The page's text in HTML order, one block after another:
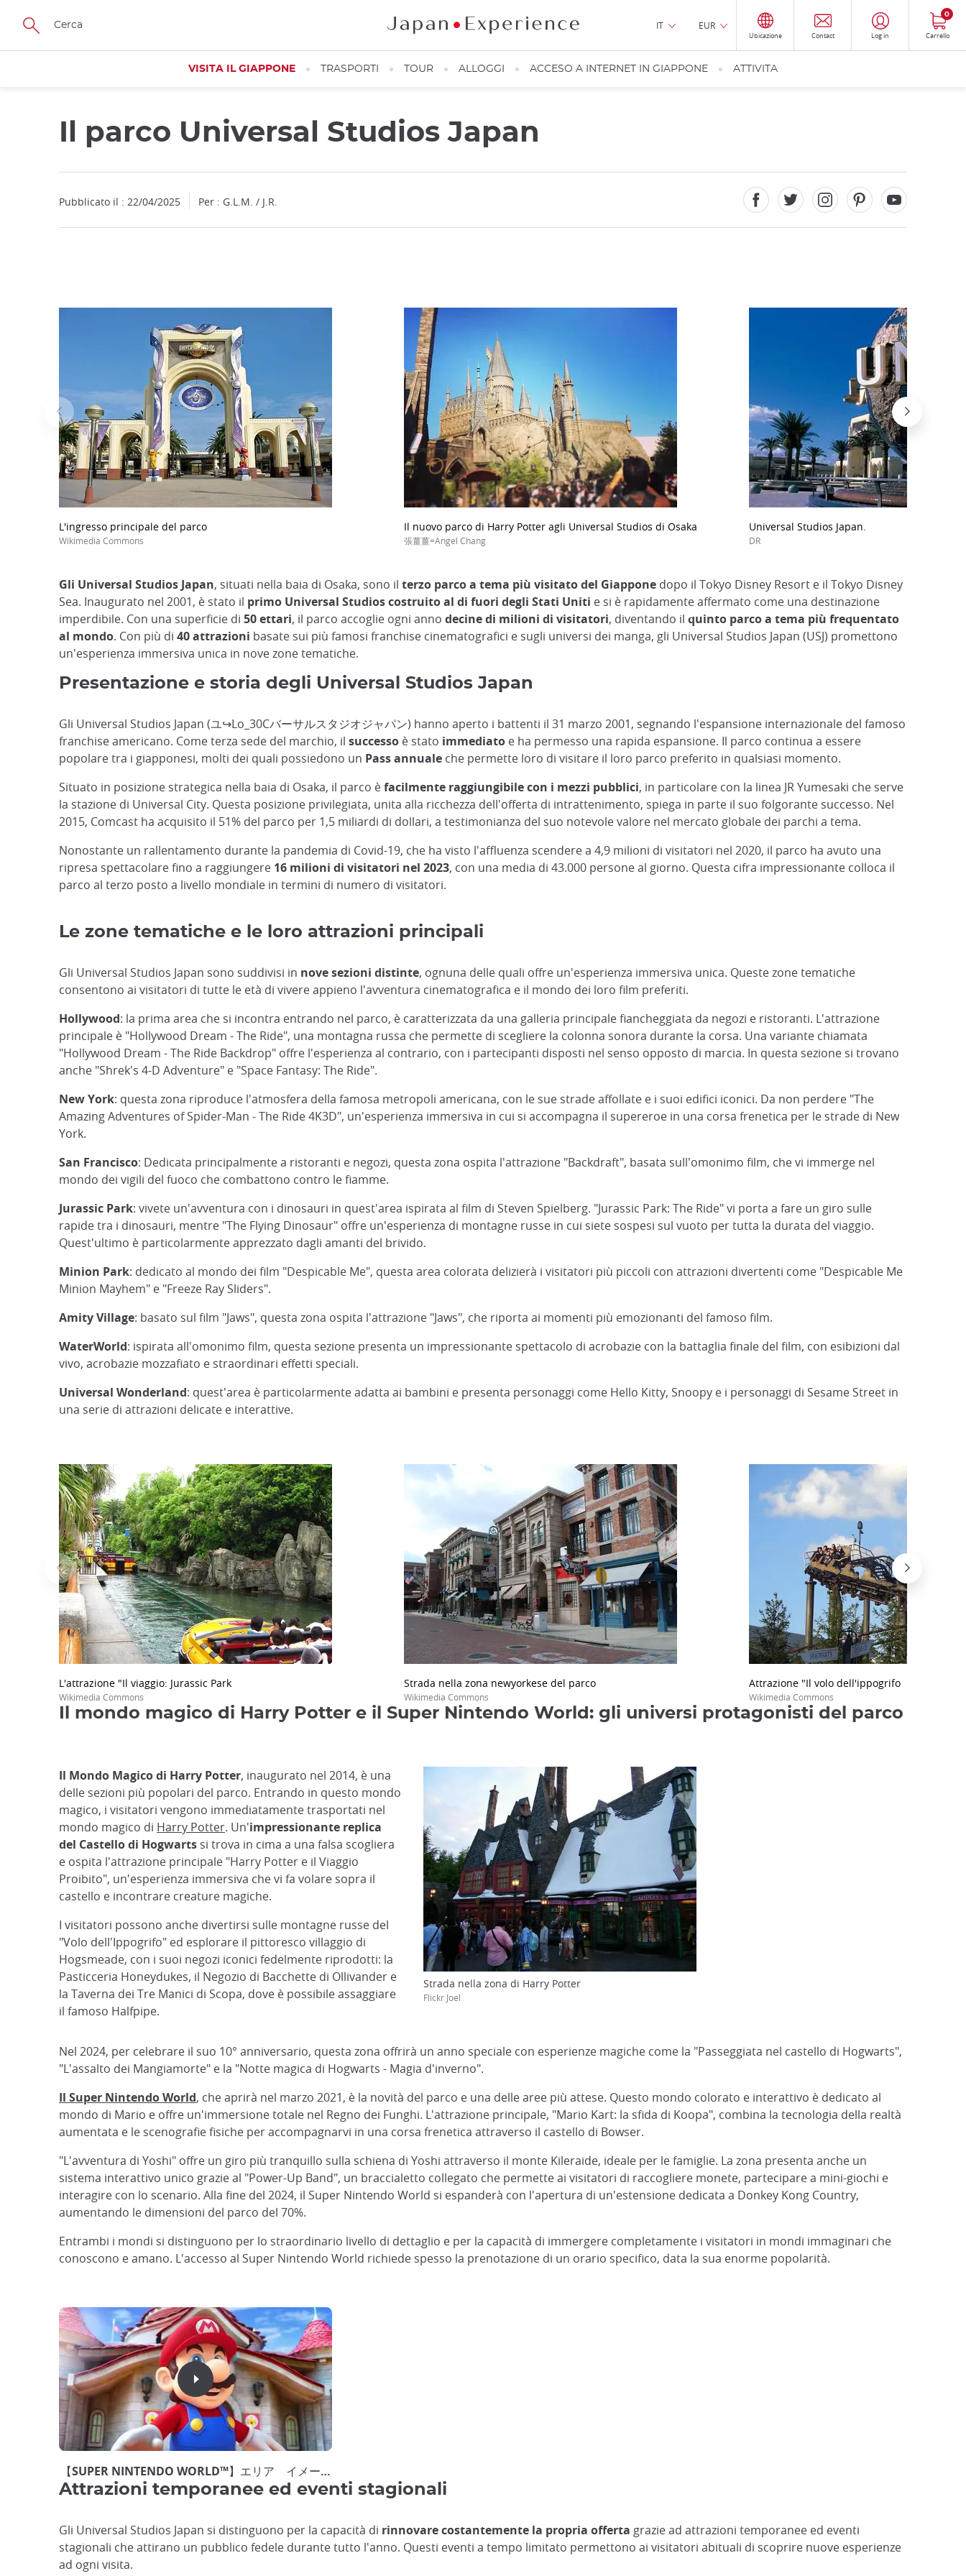
Skip
main
IT EUR
Ubicazione Contact Log in Carrello
0
VISITA IL GIAPPONE TRASPORTI TOUR ALLOGGI ACCESO A INTERNET IN GIAPPONE ATTIVITA
Il parco Universal Studios Japan
Pubblicato il : 22/04/2025 Per : G.L.M. / J.R.
L'ingresso principale del parco
Wikimedia Commons
Il nuovo parco di Harry Potter agli Universal Studios di Osaka
張薑薑=Angel Chang
Universal Studios Japan.
DR
Gli Universal Studios Japan, situati nella baia di Osaka, sono il terzo parco a tema più visitato del Giappone dopo il Tokyo Disney Resort e il Tokyo Disney
Sea. Inaugurato nel 2001, è stato il primo Universal Studios costruito al di fuori degli Stati Uniti e si è rapidamente affermato come una destinazione
imperdibile. Con una superficie di 50 ettari, il parco accoglie ogni anno decine di milioni di visitatori, diventando il quinto parco a tema più frequentato
al mondo. Con più di 40 attrazioni basate sui più famosi franchise cinematografici e sugli universi dei manga, gli Universal Studios Japan (USJ) promettono
un'esperienza immersiva unica in nove zone tematiche.
Presentazione e storia degli Universal Studios Japan
Gli Universal Studios Japan (ユ↪Lo_30Cバーサルスタジオジャパン) hanno aperto i battenti il 31 marzo 2001, segnando l'espansione internazionale del famoso
franchise americano. Come terza sede del marchio, il successo è stato immediato e ha permesso una rapida espansione. Il parco continua a essere
popolare tra i giapponesi, molti dei quali possiedono un Pass annuale che permette loro di visitare il loro parco preferito in qualsiasi momento.
Situato in posizione strategica nella baia di Osaka, il parco èfacilmente raggiungibile con i mezzi pubblici, in particolare con la linea JR Yumesaki che serve
la stazione di Universal City. Questa posizione privilegiata, unita alla ricchezza dell'offerta di intrattenimento, spiega in parte il suo folgorante successo. Nel
2015, Comcast ha acquisito il 51% del parco per 1,5 miliardi di dollari, a testimonianza del suo notevole valore nel mercato globale dei parchi a tema.
Nonostante un rallentamento durante la pandemia di Covid-19, che ha visto l'affluenza scendere a 4,9 milioni di visitatori nel 2020, il parco ha avuto una
ripresa spettacolare fino a raggiungere 16 milioni di visitatori nel 2023, con una media di 43.000 persone al giorno. Questa cifra impressionante colloca il
parco al terzo posto a livello mondiale in termini di numero di visitatori.
Le zone tematiche e le loro attrazioni principali
Gli Universal Studios Japan sono suddivisi in nove sezioni distinte, ognuna delle quali offre un'esperienza immersiva unica. Queste zone tematiche
consentono ai visitatori di tutte le età di vivere appieno l'avventura cinematografica e il mondo dei loro film preferiti.
Hollywood: la prima area che si incontra entrando nel parco, è caratterizzata da una galleria principale fiancheggiata da negozi e ristoranti. L'attrazione
principale è "Hollywood Dream - The Ride", una montagna russa che permette di scegliere la colonna sonora durante la corsa. Una variante chiamata
"Hollywood Dream - The Ride Backdrop" offre l'esperienza al contrario, con i partecipanti disposti nel senso opposto di marcia. In questa sezione si trovano
anche "Shrek's 4-D Adventure" e "Space Fantasy: The Ride".
New York: questa zona riproduce l'atmosfera della famosa metropoli americana, con le sue strade affollate e i suoi edifici iconici. Da non perdere "The
Amazing Adventures of Spider-Man - The Ride 4K3D", un'esperienza immersiva in cui si accompagna il supereroe in una corsa frenetica per le strade di New
York.
San Francisco: Dedicata principalmente a ristoranti e negozi, questa zona ospita l'attrazione "Backdraft", basata sull'omonimo film, che vi immerge nel
mondo dei vigili del fuoco che combattono contro le fiamme.
Jurassic Park: vivete un'avventura con i dinosauri in quest'area ispirata al film di Steven Spielberg. "Jurassic Park: The Ride" vi porta a fare un giro sulle
rapide tra i dinosauri, mentre "The Flying Dinosaur" offre un'esperienza di montagne russe in cui siete sospesi sul vuoto per tutta la durata del viaggio.
Quest'ultimo è particolarmente apprezzato dagli amanti del brivido.
Minion Park: dedicato al mondo dei film "Despicable Me", questa area colorata delizierà i visitatori più piccoli con attrazioni divertenti come "Despicable Me
Minion Mayhem" e "Freeze Ray Sliders".
Amity Village: basato sul film "Jaws", questa zona ospita l'attrazione "Jaws", che riporta ai momenti più emozionanti del famoso film.
WaterWorld: ispirata all'omonimo film, questa sezione presenta un impressionante spettacolo di acrobazie con la battaglia finale del film, con esibizioni dal
vivo, acrobazie mozzafiato e straordinari effetti speciali.
Universal Wonderland: quest'area è particolarmente adatta ai bambini e presenta personaggi come Hello Kitty, Snoopy e i personaggi di Sesame Street in
una serie di attrazioni delicate e interattive.
L'attrazione "Il viaggio: Jurassic Park
Wikimedia Commons
Strada nella zona newyorkese del parco
Wikimedia Commons
Attrazione "Il volo dell'ippogrifo
Wikimedia Commons
Il mondo magico di Harry Potter e il Super Nintendo World: gli universi protagonisti del parco
Il Mondo Magico di Harry Potter, inaugurato nel 2014, è una
delle sezioni più popolari del parco. Entrando in questo mondo
magico, i visitatori vengono immediatamente trasportati nel
mondo magico di Harry Potter. Un'impressionante replica
del Castello di Hogwarts si trova in cima a una falsa scogliera
e ospita l'attrazione principale "Harry Potter e il Viaggio
Proibito", un'esperienza immersiva che vi fa volare sopra il
castello e incontrare creature magiche.
I visitatori possono anche divertirsi sulle montagne russe del
"Volo dell'Ippogrifo" ed esplorare il pittoresco villaggio di
Hogsmeade, con i suoi negozi iconici fedelmente riprodotti: la
Pasticceria Honeydukes, il Negozio di Bacchette di Ollivander e
la Taverna dei Tre Manici di Scopa, dove è possibile assaggiare
il famoso Halfpipe.
Strada nella zona di Harry Potter
Flickr Joel
Nel 2024, per celebrare il suo 10° anniversario, questa zona offrirà un anno speciale con esperienze magiche come la "Passeggiata nel castello di Hogwarts",
"L'assalto dei Mangiamorte" e la "Notte magica di Hogwarts - Magia d'inverno".
Il Super Nintendo World, che aprirà nel marzo 2021, è la novità del parco e una delle aree più attese. Questo mondo colorato e interattivo è dedicato al
mondo di Mario e offre un'immersione totale nel Regno dei Funghi. L'attrazione principale, "Mario Kart: la sfida di Koopa", combina la tecnologia della realtà
aumentata e le scenografie fisiche per accompagnarvi in una corsa frenetica attraverso il castello di Bowser.
"L'avventura di Yoshi" offre un giro più tranquillo sulla schiena di Yoshi attraverso il monte Kileraide, ideale per le famiglie. La zona presenta anche un
sistema interattivo unico grazie al "Power-Up Band", un braccialetto collegato che permette ai visitatori di raccogliere monete, partecipare a mini-giochi e
interagire con lo scenario. Alla fine del 2024, il Super Nintendo World si espanderà con l'apertura di un'estensione dedicata a Donkey Kong Country,
aumentando le dimensioni del parco del 70%.
Entrambi i mondi si distinguono per lo straordinario livello di dettaglio e per la capacità di immergere completamente i visitatori in mondi immaginari che
conoscono e amano. L'accesso al Super Nintendo World richiede spesso la prenotazione di un orario specifico, data la sua enorme popolarità.
【SUPER NINTENDO WORLD™】エリア イメージ動画
iframe
Attrazioni temporanee ed eventi stagionali
Gli Universal Studios Japan si distinguono per la capacità di rinnovare costantemente la propria offerta grazie ad attrazioni temporanee ed eventi
stagionali che attirano un pubblico fedele durante tutto l'anno. Questi eventi a tempo limitato permettono ai visitatori abituali di scoprire nuove esperienze
ad ogni visita.